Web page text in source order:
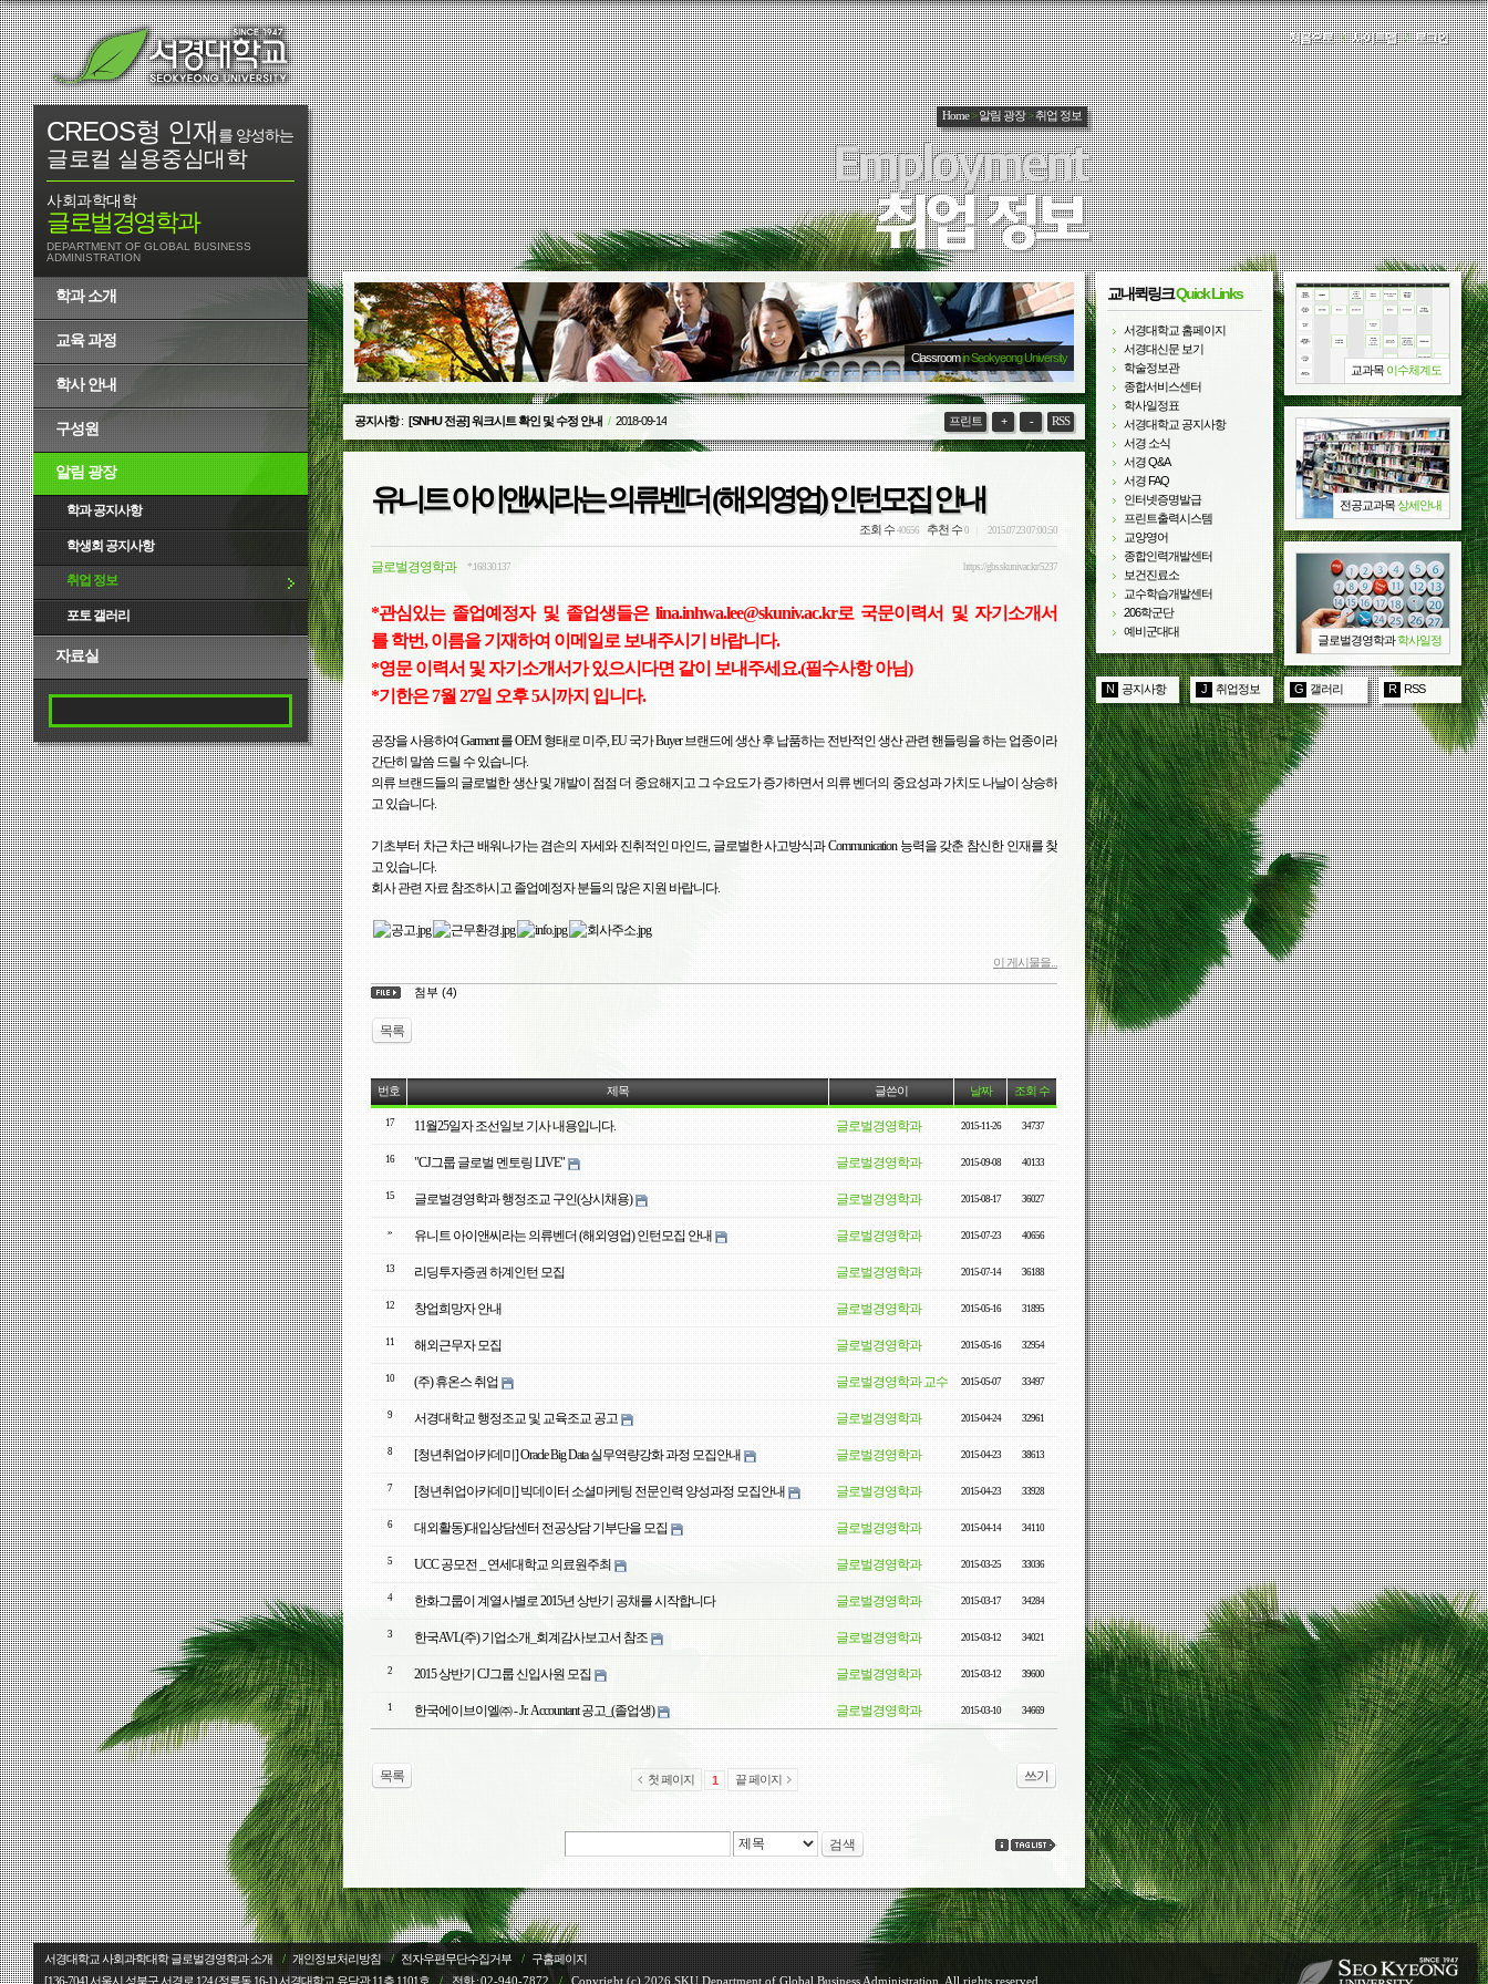
처음으로 / 사이트맵 / 로그인
CREOS형 인재 를 양성하는
글로컬 실용중심대학
사회과학대학
글로벌경영학과
DEPARTMENT OF GLOBAL BUSINESS
ADMINISTRATION
학과 소개
교육 과정
학사 안내
구성원
알림 광장
학과 공지사항
학생회 공지사항
취업 정보
포토 갤러리
자료실
Home >알림 광장>취업 정보
Classroomin Seokyeong University
공지사항: [SNHU 전공] 워크시트 확인 및 수정 안내 / 2018-09-14 RSS
-
+
프린트
유니트 아이앤씨라는 의류벤더 (해외영업) 인턴모집 안내
조회 수40656 추천 수0 2015.07.23 07:00:50
글로벌경영학과 *.168.30.137 https://gbs.skuniv.ac.kr/5237
*관심있는 졸업예정자 및 졸업생들은 lina.inhwa.lee@skuniv.ac.kr로 국문이력서 및 자기소개서
를학번, 이름을 기재하여 이메일로 보내주시기 바랍니다.
*영문 이력서 및 자기소개서가 있으시다면 같이 보내주세요.(필수사항 아님)
*기한은 7월 27일 오후 5시까지 입니다.
공장을사용하여 Garment를OEM형태로 미주, EU국가Buyer브랜드에 생산후 납품하는 전반적인생산관련 핸들링을하는 업종이라
간단히 말씀 드릴 수 있습니다.
의류 브랜드들의 글로벌한생산 및개발이 점점 더 중요해지고그 수요도가증가하면서 의류벤더의 중요성과가치도 나날이 상승하
고 있습니다.
기초부터 차근 차근배워나가는 겸손의 자세와 진취적인마인드, 글로벌한사고방식과Communication 능력을 갖춘참신한 인재를 찾
고 있습니다.
회사 관련자료 참조하시고졸업예정자 분들의 많은 지원 바랍니다.
이 게시물을...
첨부 (4)
목록
번호 제목 글쓴이 날짜 조회 수
17 11월25일자 조선일보 기사 내용입니다. 글로벌경영학과 2015-11-26 34737
16 "CJ그룹 글로벌 멘토링 LIVE" 글로벌경영학과 2015-09-08 40133
15 글로벌경영학과 행정조교 구인(상시채용) 글로벌경영학과 2015-08-17 36027
» 유니트 아이앤씨라는 의류벤더 (해외영업) 인턴모집 안내 글로벌경영학과 2015-07-23 40656
13 리딩투자증권 하계인턴 모집 글로벌경영학과 2015-07-14 36188
12 창업희망자 안내 글로벌경영학과 2015-05-16 31895
11 해외근무자 모집 글로벌경영학과 2015-05-16 32954
10 (주) 휴온스 취업 글로벌경영학과 교수 2015-05-07 33497
9 서경대학교 행정조교 및 교육조교 공고 글로벌경영학과 2015-04-24 32961
8 [청년취업아카데미] Oracle Big Data 실무역량강화 과정 모집안내 글로벌경영학과 2015-04-23 38613
7 [청년취업아카데미] 빅데이터 소셜마케팅 전문인력 양성과정 모집안내 글로벌경영학과 2015-04-23 33928
6 대외활동)대입상담센터 전공상담 기부단을 모집 글로벌경영학과 2015-04-14 34110
5 UCC 공모전 _ 연세대학교 의료원주최 글로벌경영학과 2015-03-25 33036
4 한화그룹이 계열사별로 2015년 상반기 공채를 시작합니다 글로벌경영학과 2015-03-17 34284
3 한국AVL(주) 기업소개_회계감사보고서 참조 글로벌경영학과 2015-03-12 34021
2 2015 상반기 CJ그룹 신입사원 모집 글로벌경영학과 2015-03-12 39600
1 한국에이브이엘㈜ - Jr. Accountant 공고_(졸업생) 글로벌경영학과 2015-03-10 34669
목록 쓰기
첫 페이지 1 끝 페이지
검색
교내퀵링크Quick Links
서경대학교 홈페이지
서경대신문 보기
학술정보관
종합서비스센터
학사일정표
서경대학교 공지사항
서경 소식
서경 Q&A
서경 FAQ
인터넷증명발급
프린트출력시스템
교양영어
종합인력개발센터
보건진료소
교수학습개발센터
206학군단
예비군대대
교과목 이수체계도
전공교과목상세안내
글로벌경영학과학사일정
N 공지사항 J 취업정보 G 갤러리 R RSS
서경대학교 사회과학대학 글로벌경영학과 소개 / 개인정보처리방침 / 전자우편무단수집거부 /
구홈페이지
[136-704] 서울시 성북구 서경로 124 (정릉동 16-1) 서경대학교유담관 11층 1101호 / 전화 :02-940-7872 / Copyright (c) 2026 SKU Department of Global Business Administration. All rights reserved.